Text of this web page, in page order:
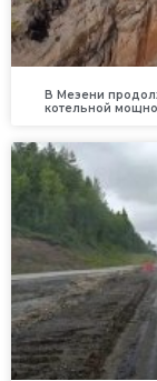
В Мезени
котельной